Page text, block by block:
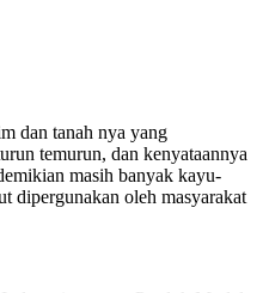
dan tanah nya yang
temurun, dan kenyataannya
masih banyak kayu-
dipergunakan oleh masyarakat